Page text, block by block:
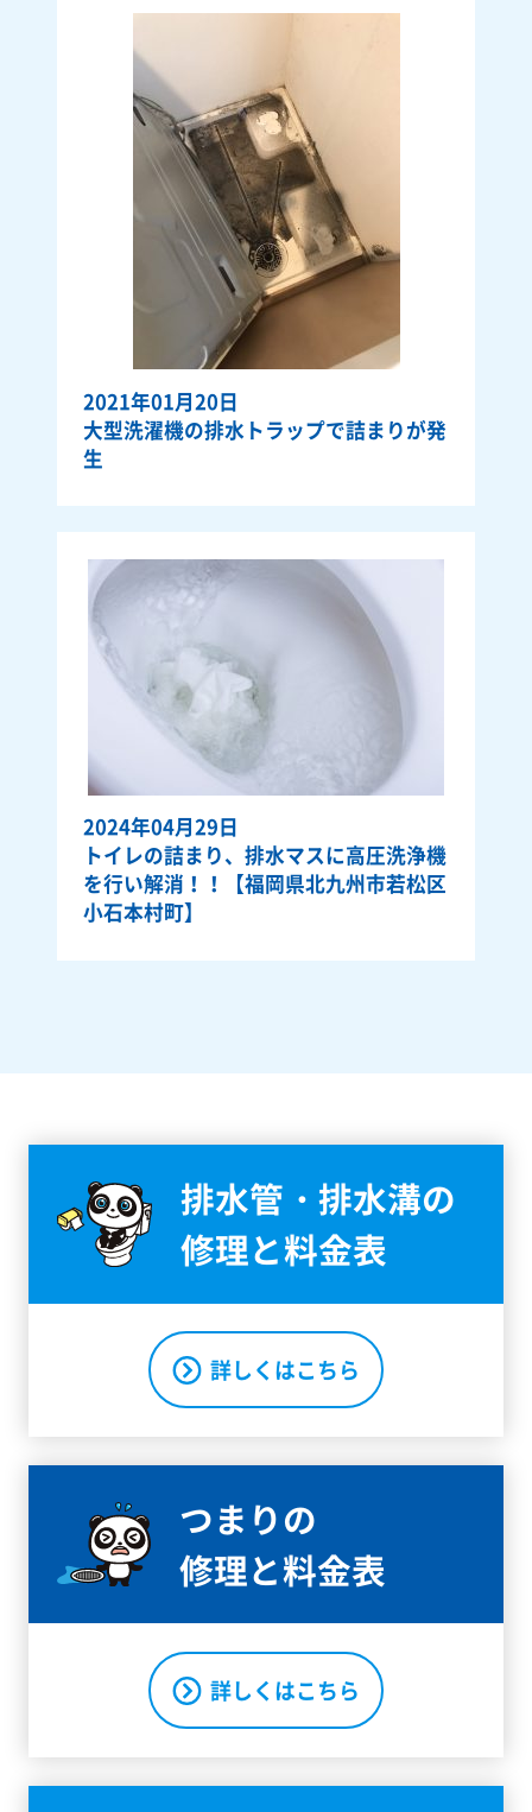
2021年01月20日
大型洗濯機の排水トラップで詰まりが発
生
2024年04月29日
トイレの詰まり、排水マスに高圧洗浄機
を行い解消！！【福岡県北九州市若松区
小石本村町】
排水管・排水溝の
修理と料金表
詳しくはこちら
つまりの
修理と料金表
詳しくはこちら